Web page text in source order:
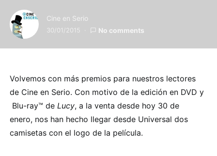
Cine en Serio
30/01/2015 No comments
Volvemos con más premios para nuestros lectores
de Cine en Serio. Con motivo de la edición en DVD y
Blu-ray™ de Lucy, a la venta desde hoy 30 de
enero, nos han hecho llegar desde Universal dos
camisetas con el logo de la película.